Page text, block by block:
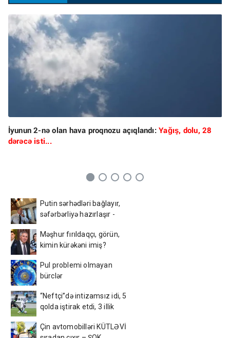
İyunun 2-nə olan hava proqnozu açıqlandı:Yağış, dolu, 28
dərəcə isti...
Putin sərhədləri bağlayır,
səfərbərliyə hazırlaşır -
Məşhur fırıldaqçı, görün,
kimin kürəkəni imiş?
Pul problemi olmayan
bürclər
“Neftçi”də intizamsız idi, 5
qolda iştirak etdi, 3 illik
Çin avtomobilləri KÜTLƏVİ